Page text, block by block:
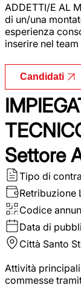
ADDETTI/E AL
di un/una
esperienza
inserire nel
Candidati
Settore
Tipo di
Retribuzione
Codice
Data di
Città Santo
Attività
commesse